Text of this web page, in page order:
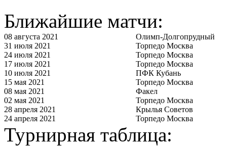
Ближайшие матчи:
08 августа 2021
Олимп-Долгопрудный
31 июля 2021
Торпедо Москва
24 июля 2021
Торпедо Москва
17 июля 2021
Торпедо Москва
10 июля 2021
ПФК Кубань
15 мая 2021
Торпедо Москва
08 мая 2021
Факел
02 мая 2021
Торпедо Москва
28 апреля 2021
Крылья Советов
24 апреля 2021
Торпедо Москва
Турнирная таблица: